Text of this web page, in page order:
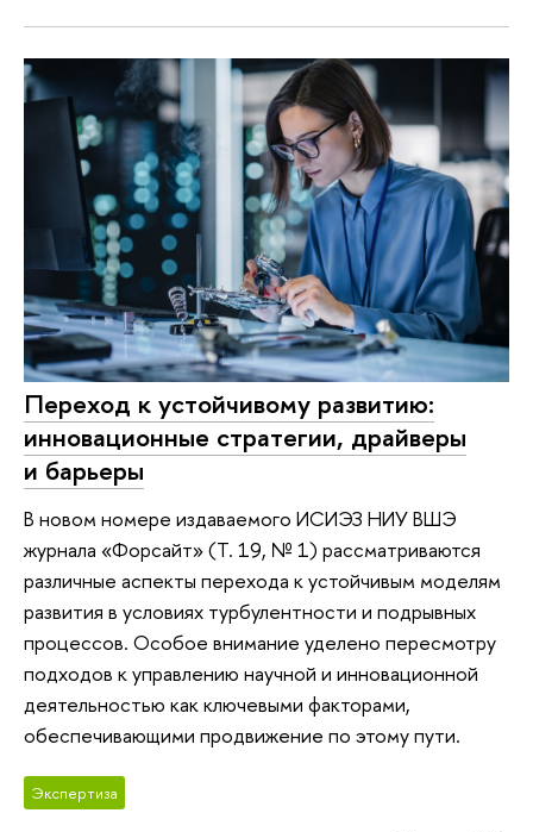
Переход к устойчивому развитию:
инновационные стратегии, драйверы
и барьеры
В новом номере издаваемого ИСИЭЗ НИУ ВШЭ
журнала «Форсайт» (Т. 19, № 1) рассматриваются
различные аспекты перехода к устойчивым моделям
развития в условиях турбулентности и подрывных
процессов. Особое внимание уделено пересмотру
подходов к управлению научной и инновационной
деятельностью как ключевыми факторами,
обеспечивающими продвижение по этому пути.
Экспертиза